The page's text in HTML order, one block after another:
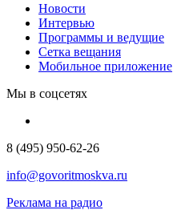
Новости
Интервью
Программы и ведущие
Сетка вещания
Мобильное приложение
Мы в соцсетях
8 (495) 950-62-26
info@govoritmoskva.ru
Реклама на радио